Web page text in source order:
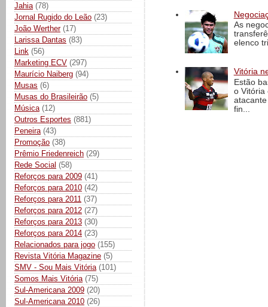
Jahia (78)
Jornal Rugido do Leão (23)
João Werther (17)
Larissa Dantas (83)
Link (56)
Marketing ECV (297)
Maurício Naiberg (94)
Musas (6)
Musas do Brasileirão (5)
Música (12)
Outros Esportes (881)
Peneira (43)
Promoção (38)
Prêmio Friedenreich (29)
Rede Social (58)
Reforços para 2009 (41)
Reforços para 2010 (42)
Reforços para 2011 (37)
Reforços para 2012 (27)
Reforços para 2013 (30)
Reforços para 2014 (23)
Relacionados para jogo (155)
Revista Vitória Magazine (5)
SMV - Sou Mais Vitória (101)
Somos Mais Vitória (75)
Sul-Americana 2009 (20)
Sul-Americana 2010 (26)
As
elenco
Vitória
Estão
o Vitória
fin...